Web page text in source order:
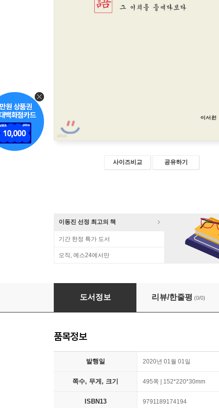
사이즈비교 공유하기
이동진 선정 최고의 책
기간 한정 특가 도서
오직, 예스24에서만
도서정보 리뷰/한줄평 (0/0)
품목정보
발행일 2020년 01월 01일
쪽수, 무게, 크기 495쪽 | 152*220*30mm
ISBN13 9791189174194